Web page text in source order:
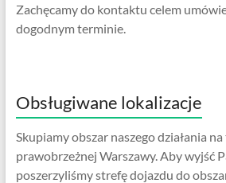
Zachęcamy do kontaktu celem
dogodnym terminie.
Obsługiwane lokalizacje
Skupiamy obszar naszego działania
prawobrzeżnej Warszawy. Aby wyjść
poszerzyliśmy strefę dojazdu do